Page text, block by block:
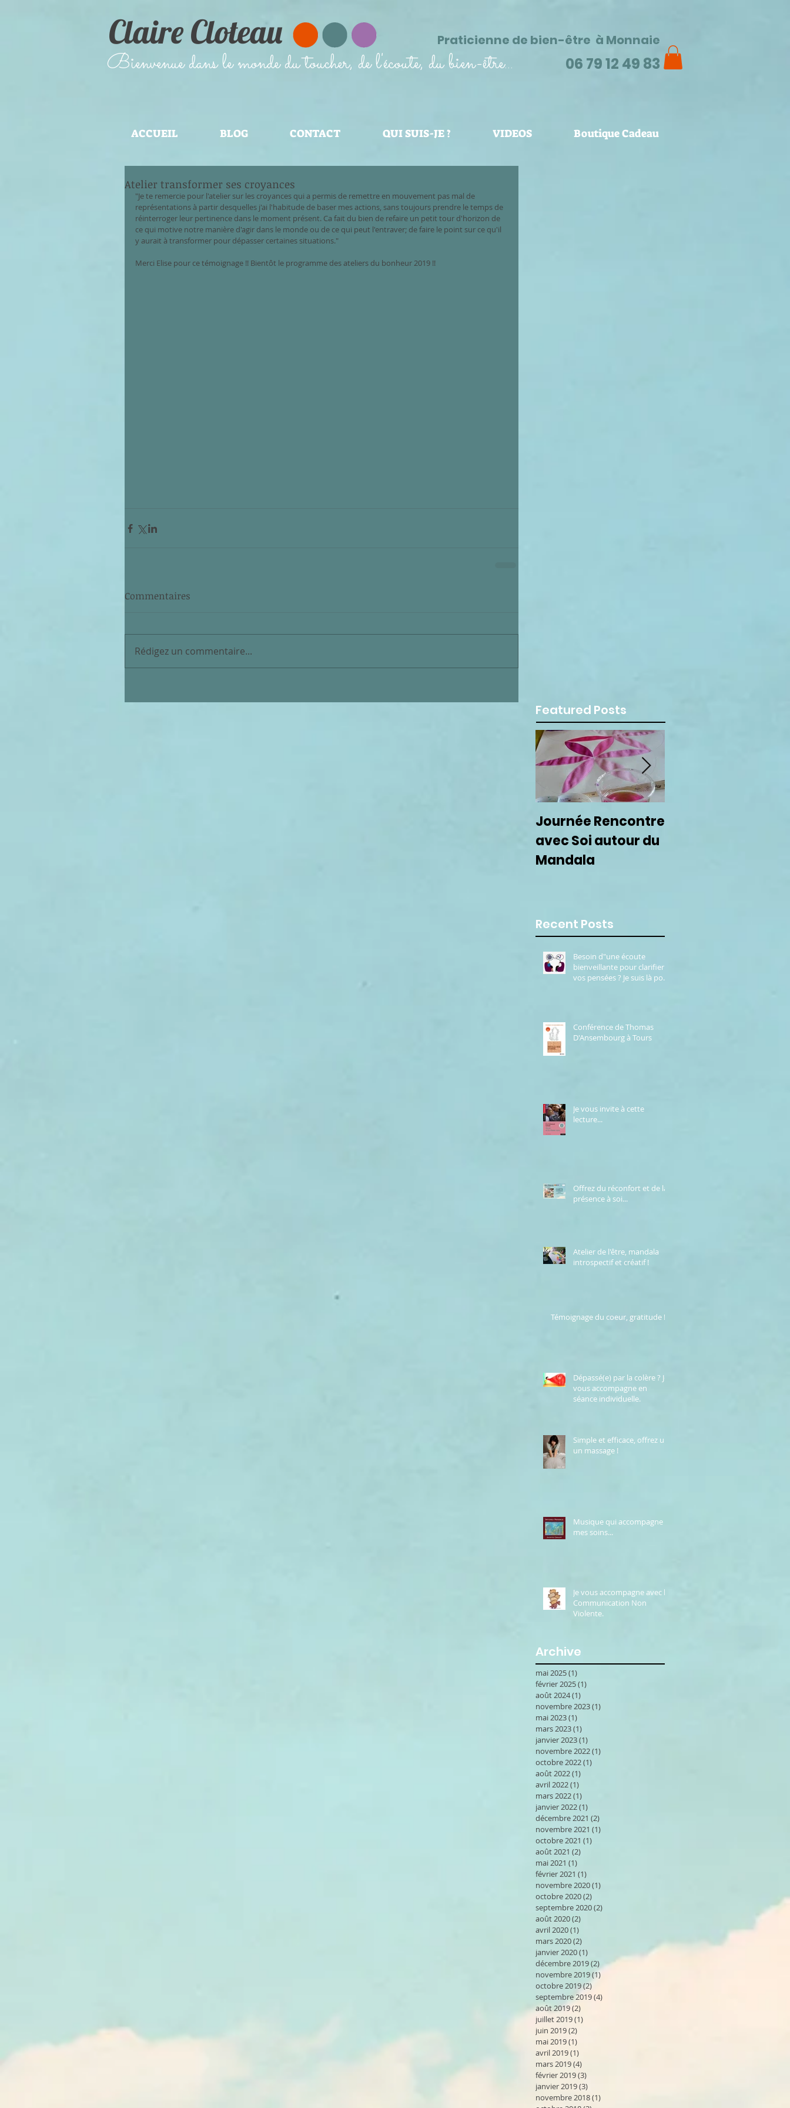
Claire Cloteau Praticienne de bien-être à Monnaie
06 79 12 49 83
​Bienvenue dans le monde du toucher, de l'écoute, du bien-être...
ACCUEIL BLOG CONTACT QUI SUIS-JE ? VIDEOS Boutique Cadeau
Atelier transformer ses croyances
"Je te remercie pour l'atelier sur les croyances qui a permis de remettre en mouvement pas mal de
représentations à partir desquelles j'ai l'habitude de baser mes actions, sans toujours prendre le temps de
réinterroger leur pertinence dans le moment présent. Ca fait du bien de refaire un petit tour d'horizon de
ce qui motive notre manière d'agir dans le monde ou de ce qui peut l'entraver; de faire le point sur ce qu'il
y aurait à transformer pour dépasser certaines situations."
Merci Elise pour ce témoignage !! Bientôt le programme des ateliers du bonheur 2019 !!
Commentaires
Rédigez un commentaire...
Featured Posts
Journée Rencontre
avec Soi autour du
Mandala
Recent Posts
Besoin d"une écoute
bienveillante pour clarifier
vos pensées ? Je suis là pour
Conférence de Thomas
D'Ansembourg à Tours
Je vous invite à cette
lecture...
Offrez du réconfort et de la
présence à soi...
Atelier de l'être, mandala
introspectif et créatif !
Témoignage du coeur, gratitude !
Dépassé(e) par la colère ? Je
vous accompagne en
séance individuelle.
Simple et efficace, offrez un
un massage !
Musique qui accompagne
mes soins...
Je vous accompagne avec la
Communication Non
Violente.
Archive
mai 2025(1)
février 2025(1)
août 2024(1)
novembre 2023(1)
mai 2023(1)
mars 2023(1)
janvier 2023(1)
novembre 2022(1)
octobre 2022(1)
août 2022(1)
avril 2022(1)
mars 2022(1)
janvier 2022(1)
décembre 2021 (2)
novembre 2021 (1)
octobre 2021 (1)
août 2021 (2)
mai 2021 (1)
février 2021 (1)
novembre 2020(1)
octobre 2020(2)
septembre 2020(2)
août 2020(2)
avril 2020(1)
mars 2020(2)
janvier 2020(1)
décembre 2019(2) 2 posts
novembre 2019(1)
octobre 2019(2)
septembre 2019(4)
août 2019(2)
juillet 2019(1)
juin 2019(2)
mai 2019(1)
avril 2019(1)
mars 2019(4)
février 2019(3)
janvier 2019(3)
novembre 2018(1)